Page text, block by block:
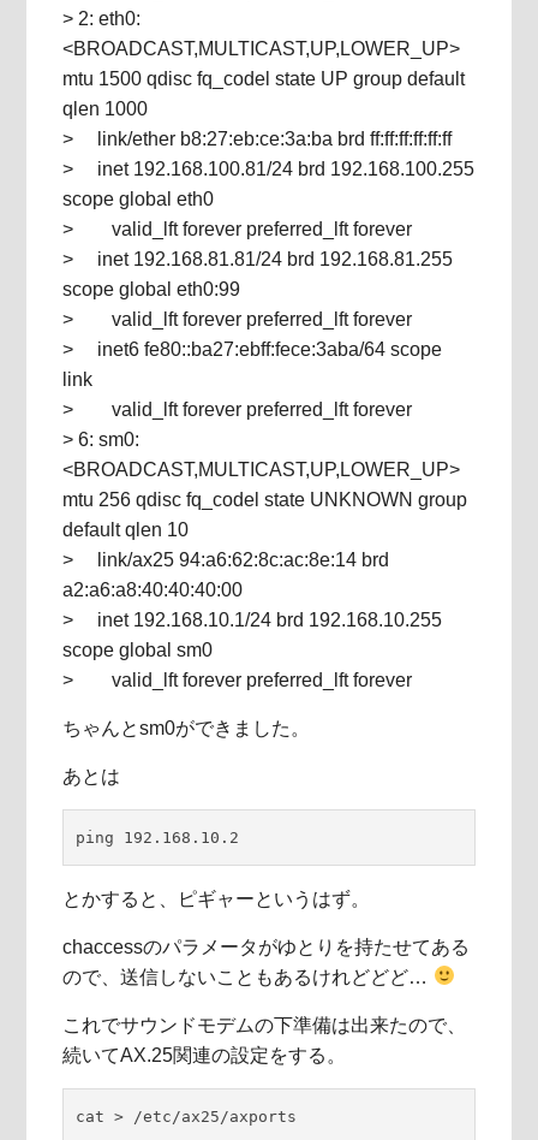
> 2: eth0:
<BROADCAST,MULTICAST,UP,LOWER_UP>
mtu 1500 qdisc fq_codel state UP group default
qlen 1000
> link/ether b8:27:eb:ce:3a:ba brd ff:ff:ff:ff:ff:ff
> inet 192.168.100.81/24 brd 192.168.100.255
scope global eth0
> valid_lft forever preferred_lft forever
> inet 192.168.81.81/24 brd 192.168.81.255
scope global eth0:99
> valid_lft forever preferred_lft forever
> inet6 fe80::ba27:ebff:fece:3aba/64 scope
link
> valid_lft forever preferred_lft forever
> 6: sm0:
<BROADCAST,MULTICAST,UP,LOWER_UP>
mtu 256 qdisc fq_codel state UNKNOWN group
default qlen 10
> link/ax25 94:a6:62:8c:ac:8e:14 brd
a2:a6:a8:40:40:40:00
> inet 192.168.10.1/24 brd 192.168.10.255
scope global sm0
> valid_lft forever preferred_lft forever
ちゃんとsm0ができました。
あとは
ping 192.168.10.2
とかすると、ピギャーというはず。
chaccessのパラメータがゆとりを持たせてある
ので、送信しないこともあるけれどどど…
これでサウンドモデムの下準備は出来たので、
続いてAX.25関連の設定をする。
cat > /etc/ax25/axports